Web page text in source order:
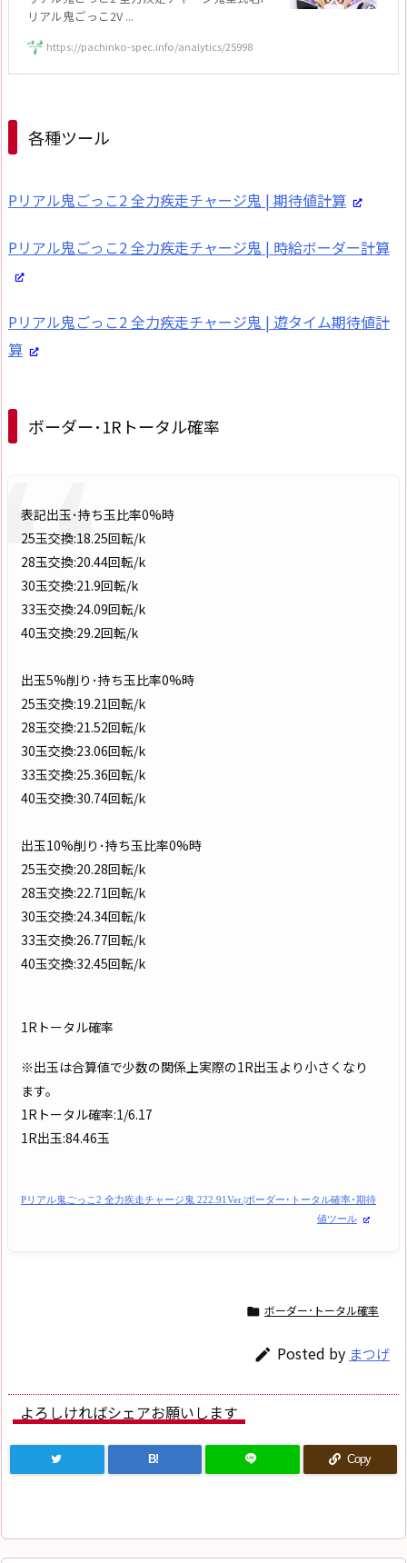
リアル鬼ごっこ2V ...
https://pachinko-spec.info/analytics/25998
各種ツール
Pリアル鬼ごっこ2 全力疾走チャージ鬼 | 期待値計算
Pリアル鬼ごっこ2 全力疾走チャージ鬼 | 時給ボーダー計算
Pリアル鬼ごっこ2 全力疾走チャージ鬼 | 遊タイム期待値計
算
ボーダー･1Rトータル確率
表記出玉･持ち玉比率0%時
25玉交換:18.25回転/k
28玉交換:20.44回転/k
30玉交換:21.9回転/k
33玉交換:24.09回転/k
40玉交換:29.2回転/k
出玉5%削り･持ち玉比率0%時
25玉交換:19.21回転/k
28玉交換:21.52回転/k
30玉交換:23.06回転/k
33玉交換:25.36回転/k
40玉交換:30.74回転/k
出玉10%削り･持ち玉比率0%時
25玉交換:20.28回転/k
28玉交換:22.71回転/k
30玉交換:24.34回転/k
33玉交換:26.77回転/k
40玉交換:32.45回転/k
1Rトータル確率
※出玉は合算値で少数の関係上実際の1R出玉より小さくなり
ます。
1Rトータル確率:1/6.17
1R出玉:84.46玉
Pリアル鬼ごっこ2 全力疾走チャージ鬼 222.91Ver.|ボーダー･トータル確率･期待
値ツール
 ボーダー･トータル確率
 Posted by まつげ
よろしければシェアお願いします
B! Copy